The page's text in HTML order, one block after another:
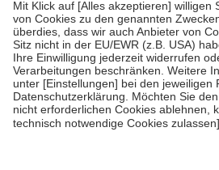
fallenkeine Zuzahlungenan bei:
• Kindern und Jugendlichen bis zum
mit Ausnahme der Fahrkosten
• Untersuchungen zur Vorsorge und
GKV getragen werden
• empfohlenen Schutzimpfungen
• Harn- und Blutteststreifen